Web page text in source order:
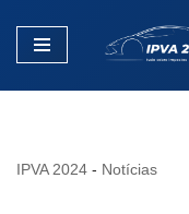
Pular
IPVA 2024 - Notícias